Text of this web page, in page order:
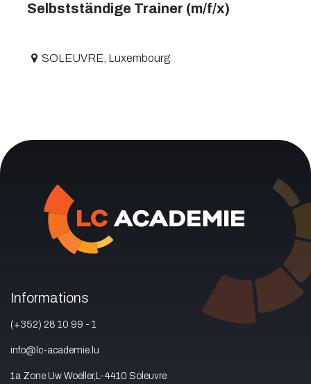
Selbstständige Trainer (m/f/x)
SOLEUVRE, Luxembourg
Informations
(+352) 28 10 99 - 1
info@lc-academie.lu
1a Zone Uw Woeller,L-4410 Soleuvre